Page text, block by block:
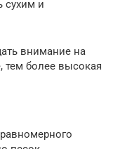
сухим и
внимание на
тем более высокая